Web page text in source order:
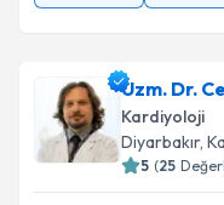
Uzm. Dr.
Kardiyoloji
Diyarbakır,
5 (25